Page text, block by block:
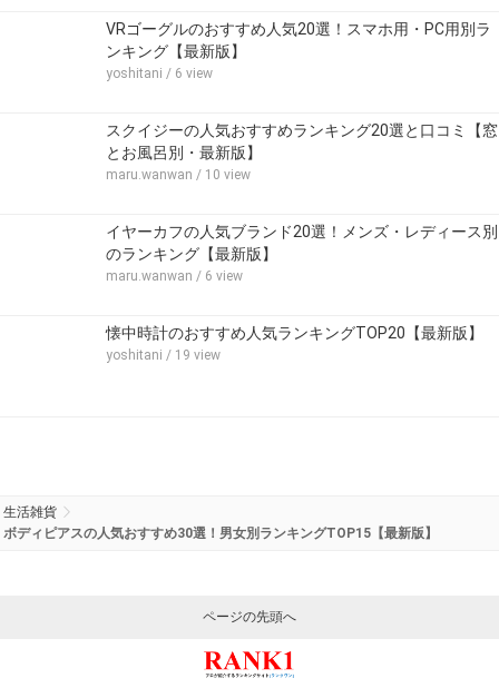
VRゴーグルのおすすめ人気20選！スマホ用・PC用別ラ
ンキング【最新版】
yoshitani / 6 view
スクイジーの人気おすすめランキング20選と口コミ【窓
とお風呂別・最新版】
maru.wanwan / 10 view
イヤーカフの人気ブランド20選！メンズ・レディース別
のランキング【最新版】
maru.wanwan / 6 view
懐中時計のおすすめ人気ランキングTOP20【最新版】
yoshitani / 19 view
生活雑貨
ボディピアスの人気おすすめ30選！男女別ランキングTOP15【最新版】
ページの先頭へ